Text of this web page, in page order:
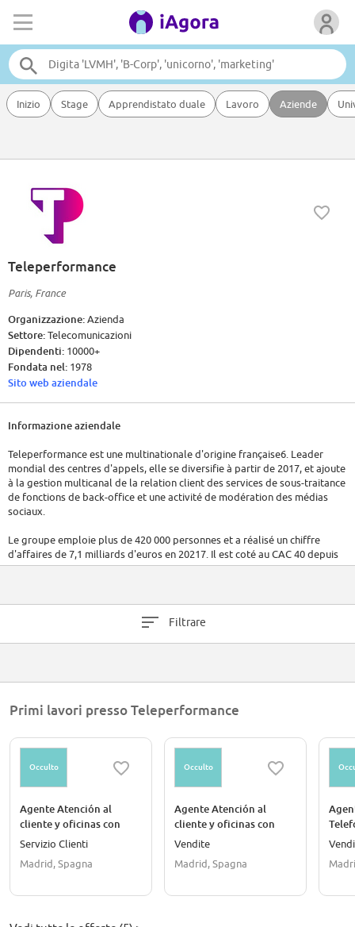
Inizio Stage Apprendistato duale Lavoro Aziende
Teleperformance
Paris, France
Organizzazione:Azienda
Settore:Telecomunicazioni
Dipendenti: 10000+
Fondata nel: 1978
Sito web aziendale
Informazione aziendale
Teleperformance est une multinationale d'origine française6. Leader
mondial des centres d'appels, elle se diversifie à partir de 2017, et ajoute
à la gestion multicanal de la relation client des services de sous-traitance
de fonctions de back-office et une activité de modération des médias
sociaux.
Le groupe emploie plus de 420 000 personnes et a réalisé un chiffre
d'affaires de 7,1 milliards d'euros en 20217. Il est coté au CAC 40 depuis
juin 2020.
Filtrare
Primi lavori presso Teleperformance
Occulto
Agente Atención al
cliente y oficinas con
Euskera + Inglés - 30h/s
Servizio Clienti
Madrid, Spagna
Occulto
Agente Atención al
cliente y oficinas con
catalán + inglés - 30h/s
Vendite
Madrid, Spagna